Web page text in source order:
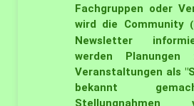
Fachgruppen oder
wird die Community
Newsletter
werden Planungen
Veranstaltungen als
bekannt
Stellungnahmen